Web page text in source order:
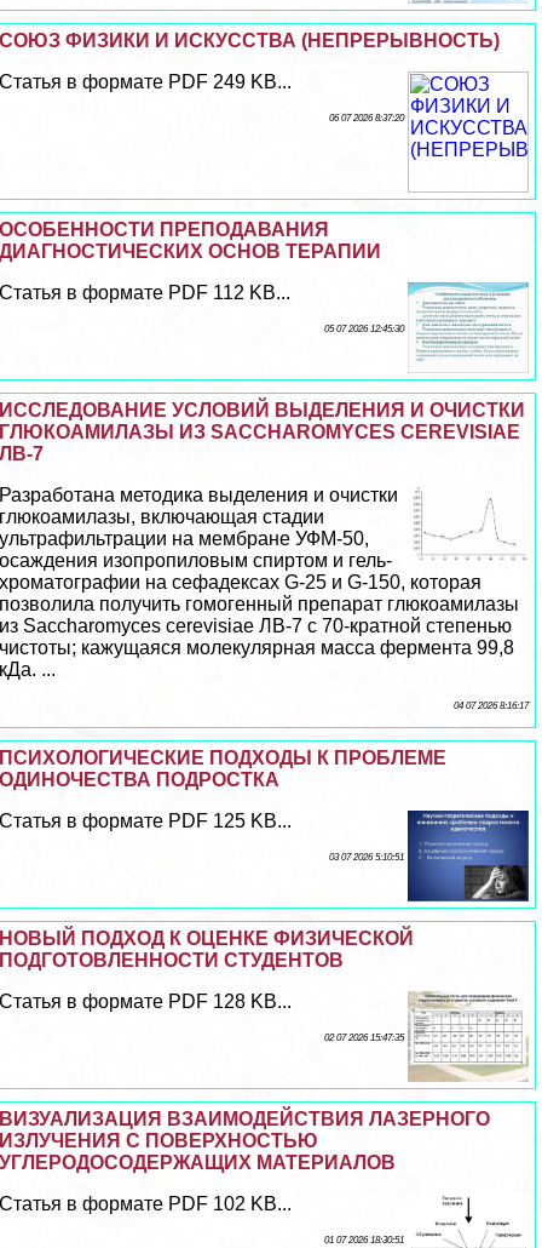
СОЮЗ ФИЗИКИ И ИСКУССТВА (НЕПРЕРЫВНОСТЬ)
Статья в формате PDF 249 KB...
06 07 2026 8:37:20
ОСОБЕННОСТИ ПРЕПОДАВАНИЯ
ДИАГНОСТИЧЕСКИХ ОСНОВ ТЕРАПИИ
Статья в формате PDF 112 KB...
05 07 2026 12:45:30
ИССЛЕДОВАНИЕ УСЛОВИЙ ВЫДЕЛЕНИЯ И ОЧИСТКИ
ГЛЮКОАМИЛАЗЫ ИЗ SACCHAROMYCES CEREVISIAE
ЛВ-7
Разработана методика выделения и очистки
глюкоамилазы, включающая стадии
ультрафильтрации на мембране УФМ-50,
осаждения изопропиловым спиртом и гель-
хроматографии на сефадексах G-25 и G-150, которая
позволила получить гомогенный препарат глюкоамилазы
из Saccharomyces cerevisiae ЛВ-7 с 70-кратной степенью
чистоты; кажущаяся молекулярная масса фермента 99,8
кДа. ...
04 07 2026 8:16:17
ПСИХОЛОГИЧЕСКИЕ ПОДХОДЫ К ПРОБЛЕМЕ
ОДИНОЧЕСТВА ПОДРОСТКА
Статья в формате PDF 125 KB...
03 07 2026 5:10:51
НОВЫЙ ПОДХОД К ОЦЕНКЕ ФИЗИЧЕСКОЙ
ПОДГОТОВЛЕННОСТИ СТУДЕНТОВ
Статья в формате PDF 128 KB...
02 07 2026 15:47:35
ВИЗУАЛИЗАЦИЯ ВЗАИМОДЕЙСТВИЯ ЛАЗЕРНОГО
ИЗЛУЧЕНИЯ С ПОВЕРХНОСТЬЮ
УГЛЕРОДОСОДЕРЖАЩИХ МАТЕРИАЛОВ
Статья в формате PDF 102 KB...
01 07 2026 18:30:51